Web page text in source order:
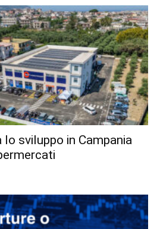
sviluppo in Campania